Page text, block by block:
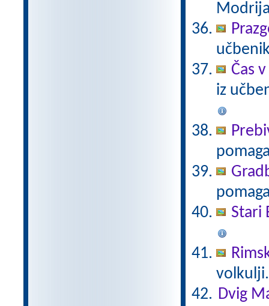
Čas
iz
Stari
Dvig